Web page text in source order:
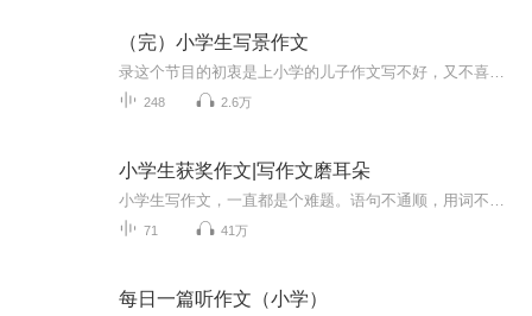
（完）小学生写景作文
248 2.6万
小学生获奖作文|写作文磨耳朵
71 41万
每日一篇听作文（小学）